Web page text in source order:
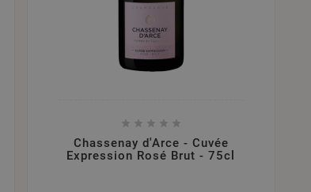
    
Chassenay d'Arce - Cuvée
Expression Rosé Brut - 75cl